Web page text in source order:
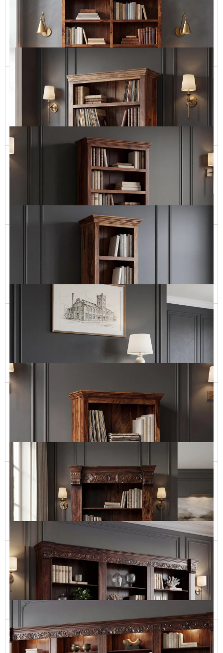
Klasyczna biblioteka gabinetowa z litego drewna
CLASSIC73 300x270h
27 900,00 zł
Dodaj do koszyka
Duży Regał Kolonialny z Drewna Palisandru
CLASSIC11 LONG-150x240
8 990,00 zł
Dodaj do koszyka
Tradycyjny Regał z Naturalnego Drewna Litego
CLASSIC11 LONG 120cm
4 690,00 zł
Dodaj do koszyka
Wysoki, Klasyczny Regał z Drewna do Salonu
CLASSIC11 LONG-100x240
6 290,00 zł
Dodaj do koszyka
Klasyczny Wąski Regał Biurowy
CLASSIC12
3 290,00 zł
Dodaj do koszyka
Niska biblioteczka drewniana
CLASSIC15
4 890,00 zł
Dodaj do koszyka
Niski Stylowy Regał Drewniany
CLASSIC67
2 790,00 zł
Dodaj do koszyka
Indyjska Biblioteka drewniana ręcznie robiona i rzeźbiona
OR16
5 990,00 zł
Dodaj do koszyka
Drewniana Biblioteka ORISSA, Ręcznie Rzeźbiona
ORISSA BOOKSHELF -3.30 m